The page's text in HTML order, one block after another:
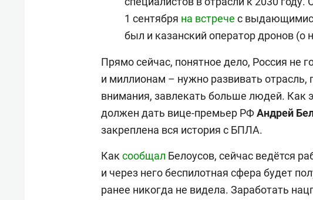
1 сентября на встрече с
был и казанский оператор дронов (о
Прямо сейчас, понятное дело, Россия не
и миллионам – нужно развивать отрасль,
внимания, завлекать больше людей. Как
должен дать вице-премьер РФАндрей
закреплена вся история с БПЛА.
Как сообщал Белоусов, сейчас ведётся
и через него беспилотная сфера будет
ранее никогда не видела. Заработать